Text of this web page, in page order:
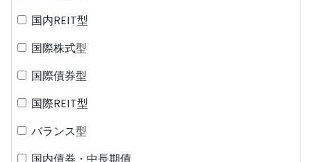
国内REIT型
国際株式型
国際債券型
国際REIT型
バランス型
国内債券・中長期債